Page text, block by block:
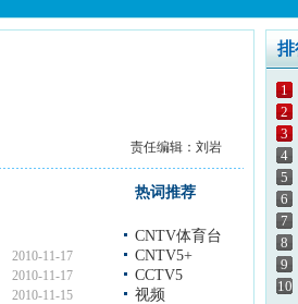
责任编辑：刘岩
2010-11-17
2010-11-17
2010-11-15
热词推荐
CNTV体育台
CNTV5+
CCTV5
视频
排
1
2
3
4
5
6
7
8
9
10